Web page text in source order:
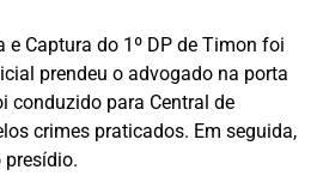
e Captura do 1º DP de Timon foi
prendeu o advogado na porta
conduzido para Central de
crimes praticados. Em seguida,